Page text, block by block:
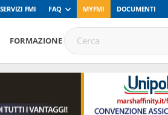
SERVIZI FMI FAQ MYFMI DOCUMENTI
FORMAZIONE